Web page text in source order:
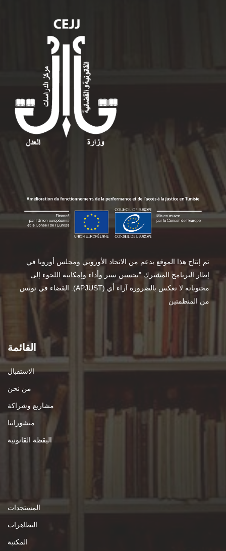
تم إنتاج هذا الموقع بدعم من الاتحاد الأوروبي ومجلس أوروبا في
إطار البرنامج المشترك "تحسين سير وأداء وإمكانية اللجوء إلى
القضاء في تونس .(APJUST) محتوياته لا تعكس بالضرورة آراء أي
من المنظمتين
القائمة
الاستقبال
من نحن
مشاريع وشراكة
منشوراتنا
اليقظة القانونية
المستجدات
التظاهرات
المكتبة